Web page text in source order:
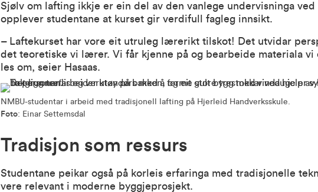
Sjølv om lafting ikkje er ein del av den vanlege undervisninga ved
opplever studentane at kurset gir verdifull fagleg innsikt.
– Laftekurset har vore eit utruleg lærerikt tilskot! Det utvidar
det teoretiske vi lærer. Vi får kjenne på og bearbeide materiala vi
les om, seier Hasaas.
NMBU-studentar i arbeid med tradisjonell lafting på Hjerleid Handverksskule.
Foto: Einar Settemsdal
Tradisjon som ressurs
Studentane peikar også på korleis erfaringa med tradisjonelle
vere relevant i moderne byggjeprosjekt.